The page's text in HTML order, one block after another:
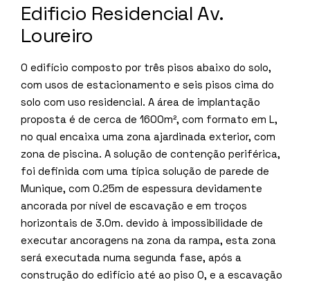
Edificio Residencial Av.
Loureiro
O edifício composto por três pisos abaixo do solo,
com usos de estacionamento e seis pisos cima do
solo com uso residencial. A área de implantação
proposta é de cerca de 1600m², com formato em L,
no qual encaixa uma zona ajardinada exterior, com
zona de piscina. A solução de contenção periférica,
foi definida com uma típica solução de parede de
Munique, com 0.25m de espessura devidamente
ancorada por nível de escavação e em troços
horizontais de 3.0m. devido à impossibilidade de
executar ancoragens na zona da rampa, esta zona
será executada numa segunda fase, após a
construção do edifício até ao piso 0, e a escavação